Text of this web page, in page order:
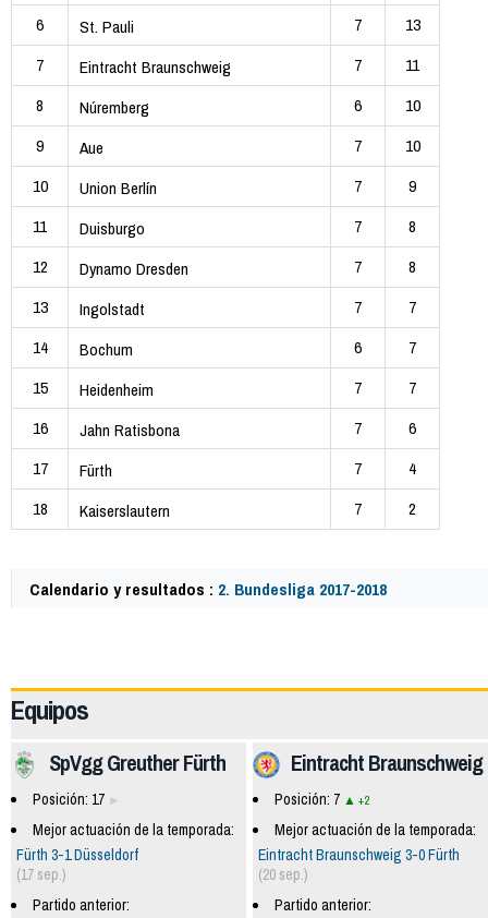
6
St. Pauli 7
13
7
Eintracht Braunschweig 7
11
8
Núremberg 6
10
9
Aue 7
10
10
Union Berlín 7
9
11
Duisburgo 7
8
12
Dynamo Dresden 7
8
13
Ingolstadt 7
7
14
Bochum 6
7
15
Heidenheim 7
7
16
Jahn Ratisbona 7
6
17
Fürth 7
4
18
Kaiserslautern 7 2
Calendario y resultados : 2. Bundesliga 2017-2018
Equipos
Eintracht Braunschweig
Posición: 7 +2
Mejor actuación de la temporada:
Eintracht Braunschweig 3-0 Fürth
(20 sep.)
Partido anterior:
SpVgg Greuther Fürth
Posición: 17
Mejor actuación de la temporada:
Fürth 3-1 Düsseldorf
(17 sep.)
Partido anterior: